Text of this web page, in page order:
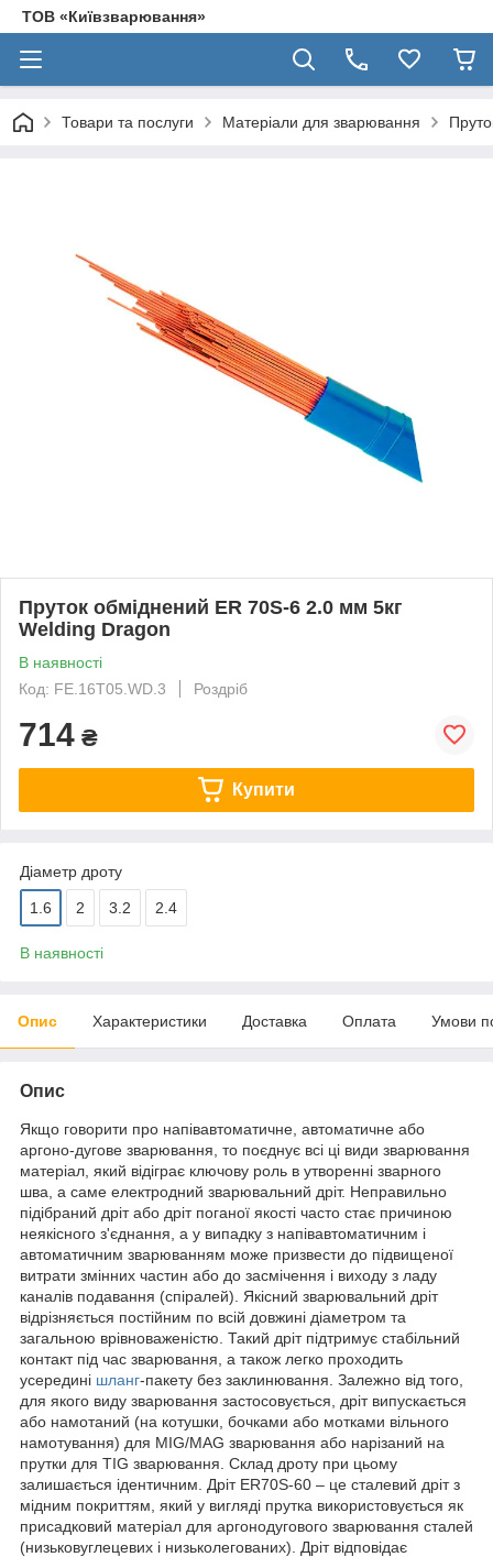
ТОВ «Київзварювання»
Товари та послуги Матеріали для зварювання
Пруток обміднений ER 70S-6 2.0 мм 5кг
Welding Dragon
В наявності
Код: FE.16T05.WD.3
Роздріб
714 ₴
Купити
Діаметр дроту
1.6 2 3.2 2.4
В наявності
Опис Характеристики Доставка Оплата Умови
Опис
Якщо говорити про напівавтоматичне, автоматичне або
аргоно-дугове зварювання, то поєднує всі ці види зварювання
матеріал, який відіграє ключову роль в утворенні зварного
шва, а саме електродний зварювальний дріт. Неправильно
підібраний дріт або дріт поганої якості часто стає причиною
неякісного з'єднання, а у випадку з напівавтоматичним і
автоматичним зварюванням може призвести до підвищеної
витрати змінних частин або до засмічення і виходу з ладу
каналів подавання (спіралей). Якісний зварювальний дріт
відрізняється постійним по всій довжині діаметром та
загальною врівноваженістю. Такий дріт підтримує стабільний
контакт під час зварювання, а також легко проходить
усередині шланг-пакету без заклинювання. Залежно від того,
для якого виду зварювання застосовується, дріт випускається
або намотаний (на котушки, бочками або мотками вільного
намотування) для MIG/MAG зварювання або нарізаний на
прутки для TIG зварювання. Склад дроту при цьому
залишається ідентичним. Дріт ER70S-60 – це сталевий дріт з
мідним покриттям, який у вигляді прутка використовується як
присадковий матеріал для аргонодугового зварювання сталей
(низьковуглецевих і низьколегованих). Дріт відповідає